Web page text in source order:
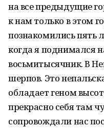
на все предыдущие
к нам только в этом
познакомились пять
когда я поднимался
восьмитысячник. В
шерпов. Это
обладает геном
прекрасно себя там
сопровождали нас